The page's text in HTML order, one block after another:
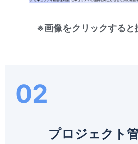
※画像をクリックすると
02
プロジェクト